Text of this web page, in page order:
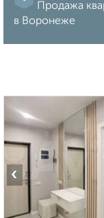
Продажа
в Воронеже
‹